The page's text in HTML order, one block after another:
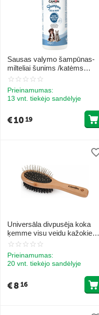
Sausas valymo šampūnas-
milteliai šunims /katėms
150ml
Prieinamumas:
13 vnt. tiekėjo sandėlyje
€1019
Universāla divpusēja koka
ķemme visu veidu kažokiem
M
Prieinamumas:
20 vnt. tiekėjo sandėlyje
€816